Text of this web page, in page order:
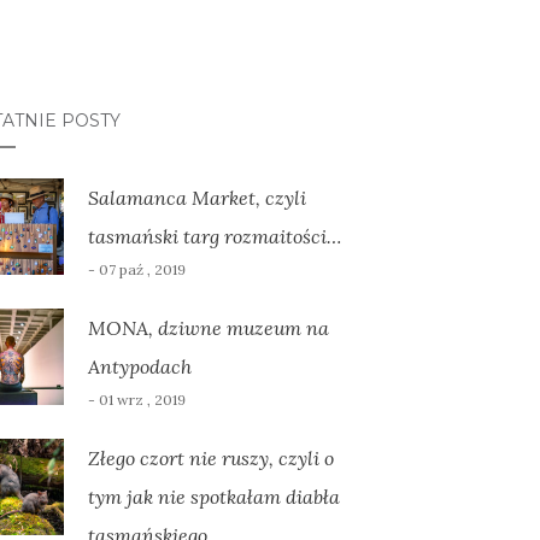
POSTY
Salamanca Market, czyli
tasmański targ rozmaitości…
- 07 paź , 2019
MONA, dziwne muzeum na
Antypodach
- 01 wrz , 2019
Złego czort nie ruszy, czyli o
tym jak nie spotkałam diabła
tasmańskiego